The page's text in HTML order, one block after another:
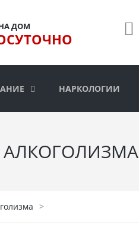
ДОМ
НАРКОЛОГИИ
>